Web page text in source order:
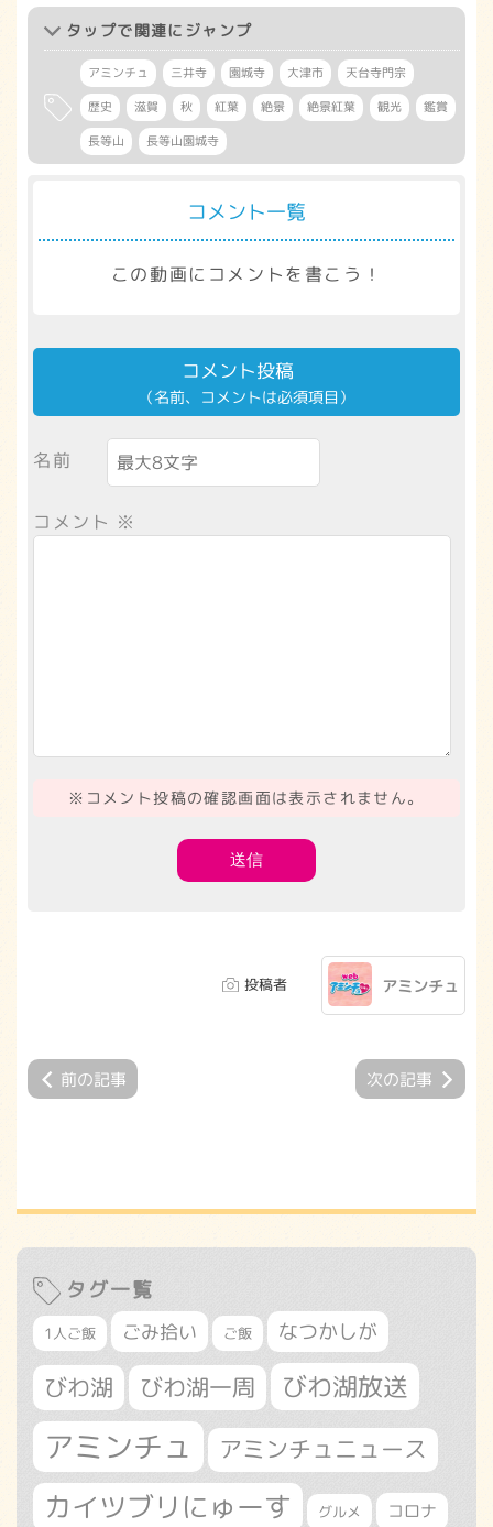
タップで関連にジャンプ
アミンチュ 三井寺 園城寺 大津市
天台寺門宗
歴史
滋賀 秋 紅葉 絶景 絶景紅葉 観光
鑑賞
長等山
長等山園城寺
コメント一覧
この動画にコメントを書こう！
コメント投稿
（名前、コメントは必須項目）
名前
コメント ※
※コメント投稿の確認画面は表示されません。
投稿者 アミンチュ
前の記事 次の記事
タグ一覧
1人ご飯 ごみ拾い ご飯 なつかしが
びわ湖 びわ湖一周 びわ湖放送
アミンチュ アミンチュニュース
カイツブリにゅーす グルメ コロナ